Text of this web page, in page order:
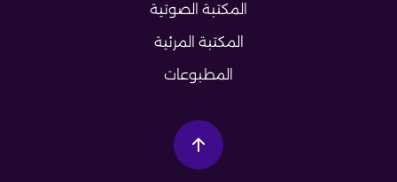
المكتبة الصوتية
المكتبة المرئية
المطبوعات